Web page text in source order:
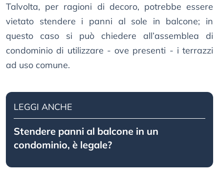
Talvolta, per ragioni di decoro, potrebbe essere
vietato stendere i panni al sole in balcone; in
questo caso si può chiedere all’assemblea di
condominio di utilizzare - ove presenti - i terrazzi
ad uso comune.
LEGGI ANCHE
Stendere panni al balcone in un
condominio, è legale?